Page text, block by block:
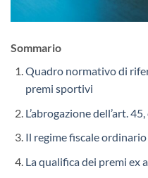
Sommario
Quadro normativo di
premi sportivi
L’abrogazione dell’art.
Il regime fiscale
La qualifica dei premi ex